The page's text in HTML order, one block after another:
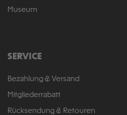
Museum
SERVICE
Bezahlung & Versand
Mitgliederrabatt
Rücksendung & Retouren